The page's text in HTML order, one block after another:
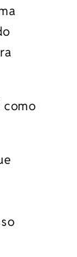
como